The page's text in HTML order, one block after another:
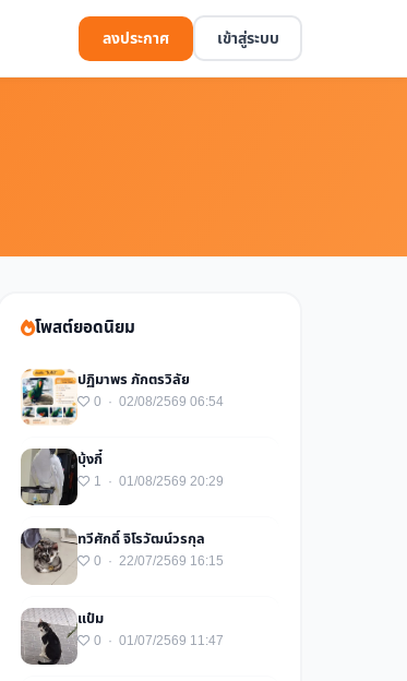
ลงประกาศ เข้าสู่ระบบ
โพสต์ยอดนิยม
ปฏิมาพร ภักตรวิลัย
0 · 02/08/2569 06:54
บุ้งกี๋
1 · 01/08/2569 20:29
ทวีศักดิ์ จิโรวัฒน์วรกุล
0 · 22/07/2569 16:15
แป๋ม
0 · 01/07/2569 11:47